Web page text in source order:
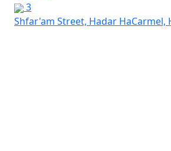
3
Shfar'am Street, Hadar HaCarmel,